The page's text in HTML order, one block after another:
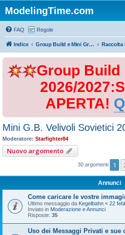
ModelingTime.com
FAQ Regole
Indice Group Build e Mini Group Build
Group Build
2026/
APERTA!
Mini G.B. Velivoli Sovietici
Moderatore: Starfighter84
Nuovo argomento
30 argomenti 1
Annunci
Come caricare le vostre
Ultimo messaggio da Kegelbahn « 22
Inviato in Moderazione e Annunci
Risposte: 35
Uso dei Messaggi Privati e sue